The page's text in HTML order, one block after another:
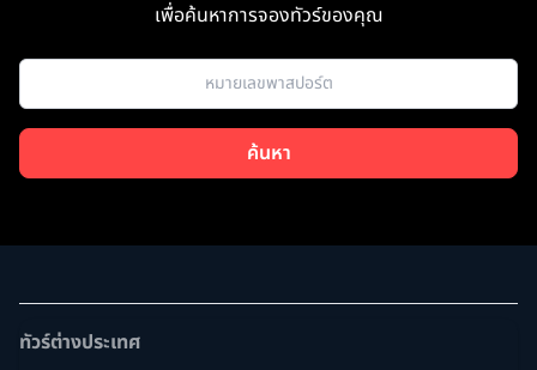
เพื่อค้นหาการจองทัวร์ของคุณ
ค้นหา
ทัวร์ต่างประเทศ